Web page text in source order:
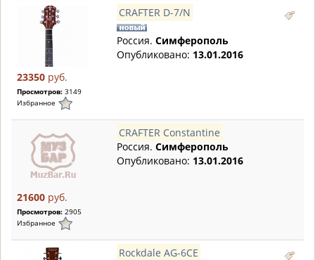
23350 руб.
Просмотров: 3149
Избранное
CRAFTER D-7/N
Россия. Симферополь
Опубликовано: 13.01.2016
21600 руб.
Просмотров: 2905
Избранное
CRAFTER Constantine
Россия. Симферополь
Опубликовано: 13.01.2016
Rockdale AG-6CE